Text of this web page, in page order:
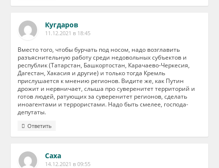
Кугдаров
11.12.2021 в 18:45
Вместо того, чтобы бурчать под носом, надо возглавить
разъяснительную работу среди недовольных субъектов и
республик (Татарстан, Башкортостан, Карачаево-Черкесия,
Дагестан, Хакасия и другие) и только тогда Кремль
прислушается к мнению регионов. Видите же, как Путин
дрожит и нервничает, слыша про суверенитет территорий и
готов людей, ратующих за суверенитет регионов, сделать
иноагентами и террористами. Надо быть смелее, господа-
депутаты.
Ответить
Саха
14.12.2021 в 09:55